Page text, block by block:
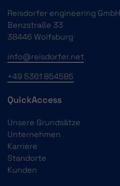
Reisdorfer engineering GmbH
Benzstraße 33
38446 Wolfsburg
info@reisdorfer.net
+49 5361 854585
QuickAccess
Unsere Grundsätze
Unternehmen
Karriere
Standorte
Kunden